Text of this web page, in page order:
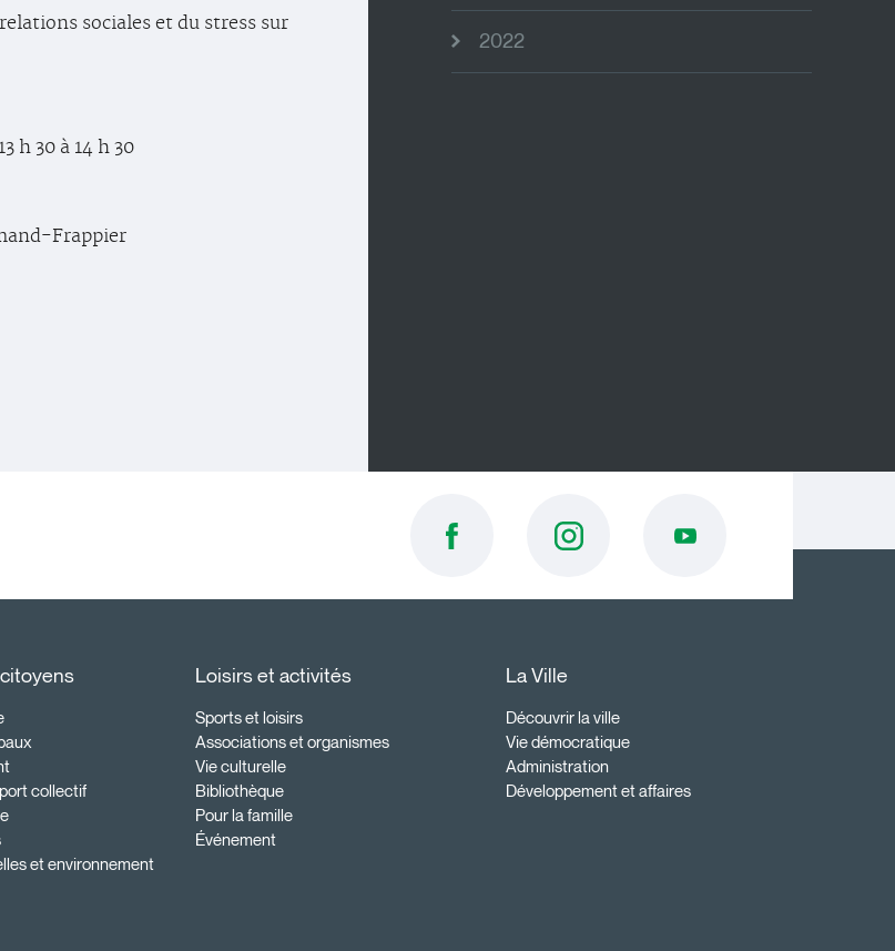
sociales et du stress sur
h 30 à 14 h 30
Frappier
2022
collectif
et environnement
Loisirs et activités
Sports et loisirs
Associations et organismes
Vie culturelle
Bibliothèque
Pour la famille
Événement
La Ville
Découvrir la ville
Vie démocratique
Administration
Développement et affaires